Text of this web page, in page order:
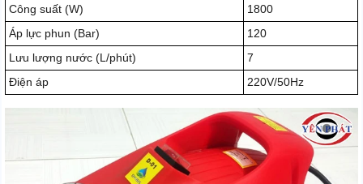
Công suất (W)
1800
Áp lực phun (Bar)
120
Lưu lượng nước (L/phút)
7
Điện áp
220V/50Hz